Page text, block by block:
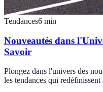
Tendances6 min
Nouveautés dans
Savoir
Plongez dans l'univers des
les tendances qui